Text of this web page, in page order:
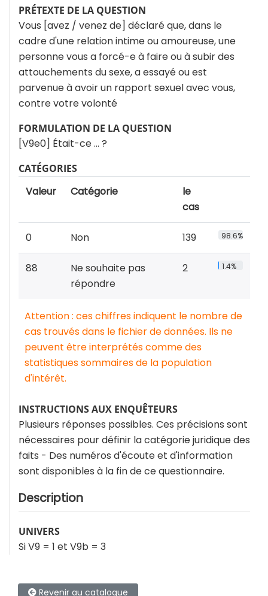
PRÉTEXTE DE LA QUESTION
Vous [avez / venez de] déclaré que, dans le
cadre d'une relation intime ou amoureuse, une
personne vous a forcé-e à faire ou à subir des
attouchements du sexe, a essayé ou est
parvenue à avoir un rapport sexuel avec vous,
contre votre volonté
FORMULATION DE LA QUESTION
[V9e0] Était-ce … ?
CATÉGORIES
Valeur Catégorie
le
cas
0 Non 139 98.6%
88
Ne souhaite pas
répondre
2 1.4%
Attention : ces chiffres indiquent le nombre de
cas trouvés dans le fichier de données. Ils ne
peuvent être interprétés comme des
statistiques sommaires de la population
d'intérêt.
INSTRUCTIONS AUX ENQUÊTEURS
Plusieurs réponses possibles. Ces précisions sont
nécessaires pour définir la catégorie juridique des
faits - Des numéros d'écoute et d'information
sont disponibles à la fin de ce questionnaire.
Description
UNIVERS
Si V9 = 1 et V9b = 3
Revenir au catalogue